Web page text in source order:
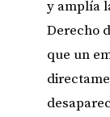
y amplía
Derecho
que un